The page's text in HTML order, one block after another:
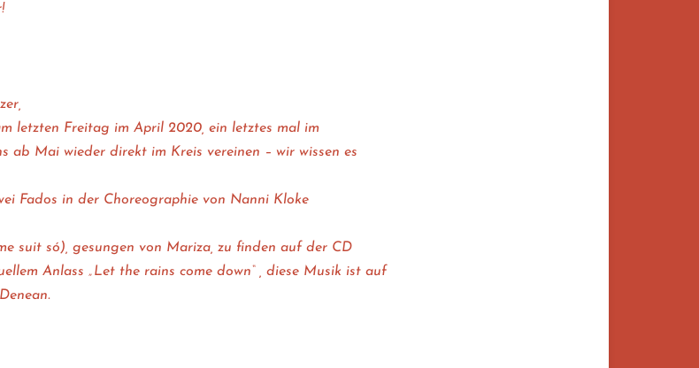
letzten Freitag im April 2020, ein letztes mal im
ab Mai wieder direkt im Kreis vereinen – wir wissen es
Fados in der Choreographie von Nanni Kloke
suit só), gesungen von Mariza, zu finden auf der CD
Anlass „Let the rains come down“ , diese Musik ist auf